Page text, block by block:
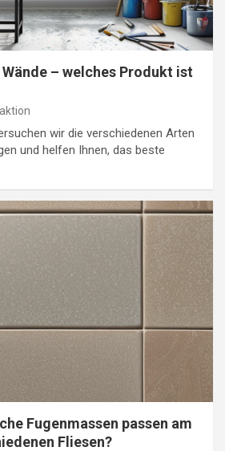
– welches Produkt ist
wir die verschiedenen Arten
und helfen Ihnen, das beste
Fugenmassen passen am
Fliesen?